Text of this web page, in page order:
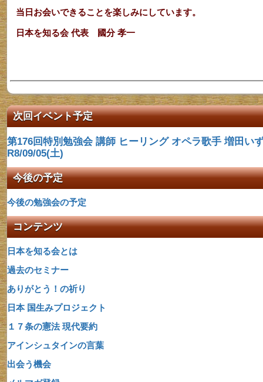
当日お会いできることを楽しみにしています。
日本を知る会 代表 國分 孝一
次回イベント予定
第176回特別勉強会 講師​ ヒーリング オペラ歌手 増田い
R8/09/05(土)
今後の予定
今後の勉強会の予定
コンテンツ
日本を知る会とは
過去のセミナー
ありがとう！の祈り
日本 国生みプロジェクト
１７条の憲法 現代要約
アインシュタインの言葉
出会う機会